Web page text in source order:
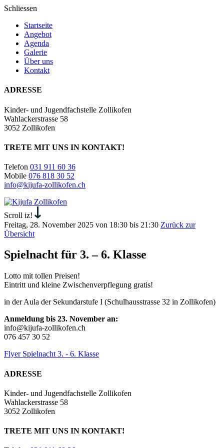
Schliessen
Startseite
Angebot
Agenda
Galerie
Über uns
Kontakt
ADRESSE
Kinder- und Jugendfachstelle Zollikofen
Wahlackerstrasse 58
3052 Zollikofen
TRETE MIT UNS IN KONTAKT!
Telefon 031 911 60 36
Mobile 076 818 30 52
info@kijufa-zollikofen.ch
Scroll iz!
Freitag, 28. November 2025 von 18:30 bis 21:30 Zurück zur
Übersicht
Spielnacht für 3. – 6. Klasse
Lotto mit tollen Preisen!
Eintritt und kleine Zwischenverpflegung gratis!
in der Aula der Sekundarstufe I (Schulhausstrasse 32 in Zollikofen)
Anmeldung bis 23. November an:
info@kijufa-zollikofen.ch
076 457 30 52
Flyer Spielnacht 3. - 6. Klasse
ADRESSE
Kinder- und Jugendfachstelle Zollikofen
Wahlackerstrasse 58
3052 Zollikofen
TRETE MIT UNS IN KONTAKT!